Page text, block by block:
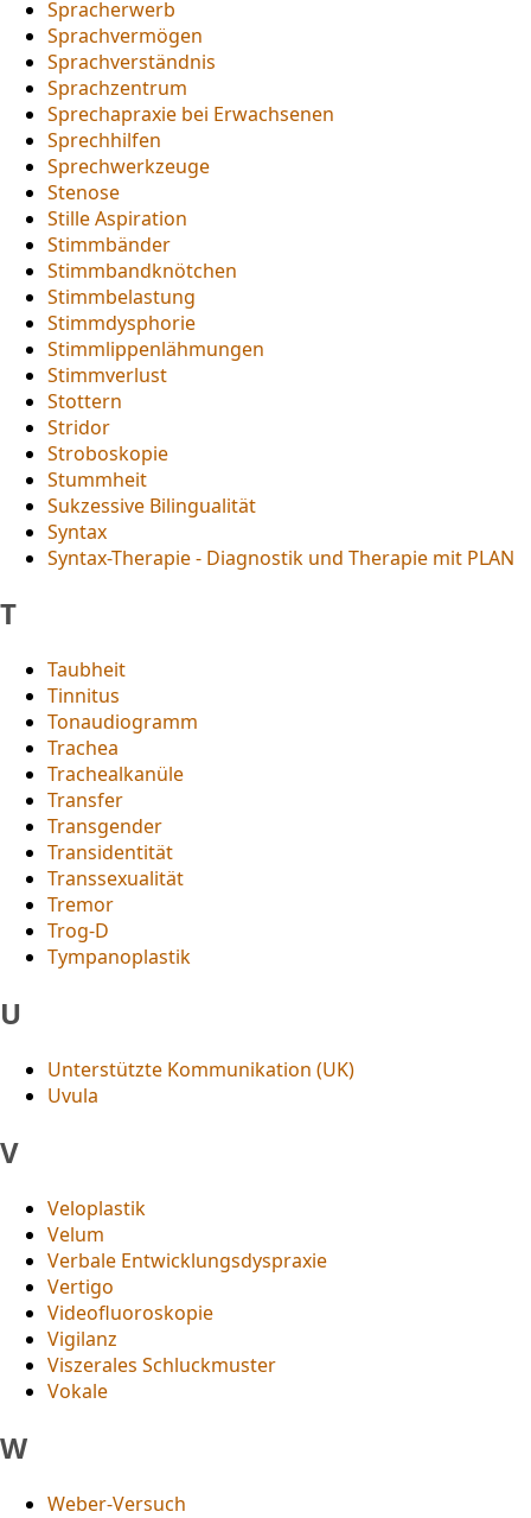
Spracherwerb
Sprachvermögen
Sprachverständnis
Sprachzentrum
Sprechapraxie bei Erwachsenen
Sprechhilfen
Sprechwerkzeuge
Stenose
Stille Aspiration
Stimmbänder
Stimmbandknötchen
Stimmbelastung
Stimmdysphorie
Stimmlippenlähmungen
Stimmverlust
Stottern
Stridor
Stroboskopie
Stummheit
Sukzessive Bilingualität
Syntax
Syntax-Therapie - Diagnostik und Therapie mit PLAN
T
Taubheit
Tinnitus
Tonaudiogramm
Trachea
Trachealkanüle
Transfer
Transgender
Transidentität
Transsexualität
Tremor
Trog-D
Tympanoplastik
U
Unterstützte Kommunikation (UK)
Uvula
V
Veloplastik
Velum
Verbale Entwicklungsdyspraxie
Vertigo
Videofluoroskopie
Vigilanz
Viszerales Schluckmuster
Vokale
W
Weber-Versuch